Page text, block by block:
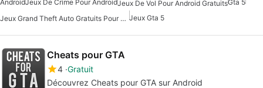
AndroidJeux De Crime Pour AndroidJeux De Vol Pour Android GratuitsGta 5
Jeux Grand Theft Auto Gratuits Pour Android Jeux Gta 5
Cheats pour GTA
4 Gratuit
Découvrez Cheats pour GTA sur Android